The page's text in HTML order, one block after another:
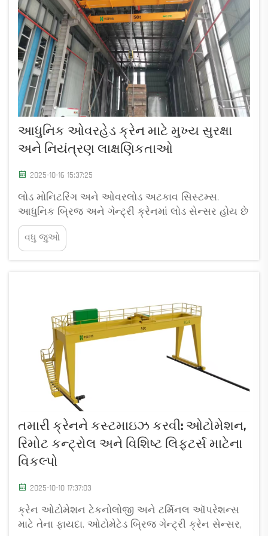
આધુનિક ઓવરહેડ ક્રેન માટે મુખ્ય સુરક્ષા
અને નિયંત્રણ લાક્ષણિકતાઓ
2025-10-16 15:37:25
લોડ મોનિટરિંગ અને ઓવરલોડ અટકાવ સિસ્ટમ્સ.
આધુનિક બ્રિજ અને ગેન્ટ્રી ક્રેનમાં લોડ સેન્સર હોય છે
જે ઉપાડાતો વજનનું સતત મોનિટરિંગ કરે છે. જો લોડ
ક્રેનની સુરક્ષિત ક્ષમતાના 95% નજીક પહોંચે, તો સિસ્ટમ
આપમેળે થોભી જાય ...
વધુ જુઓ
તમારી ક્રેનને કસ્ટમાઇઝ કરવી: ઓટોમેશન,
રિમોટ કન્ટ્રોલ અને વિશિષ્ટ લિફ્ટર્સ માટેના
વિકલ્પો
2025-10-10 17:37:03
ક્રેન ઓટોમેશન ટેકનોલોજી અને ટર્મિનલ ઑપરેશન્સ
માટે તેના ફાયદા. ઓટોમેટેડ બ્રિજ ગેન્ટ્રી ક્રેન સેન્સર,